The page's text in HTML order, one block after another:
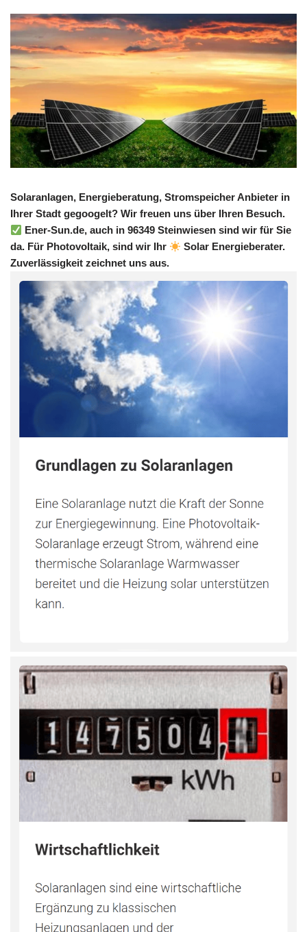
Solaranlagen, Energieberatung, Stromspeicher Anbieter in
Ihrer Stadt gegoogelt? Wir freuen uns über Ihren Besuch.
Ener-Sun.de, auch in 96349 Steinwiesen sind wir für Sie
da. Für Photovoltaik, sind wir Ihr
Solar Energieberater.
Zuverlässigkeit zeichnet uns aus.